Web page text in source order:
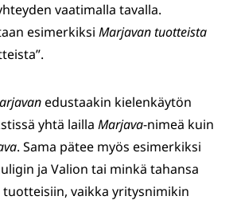
vaatimalla tavalla.
esimerkiksi Marjavan tuotteista
edustaakin kielenkäytön
yhtä lailla Marjava-nimeä kuin
. Sama pätee myös esimerkiksi
ja Valion tai minkä tahansa
vaikka yritysnimikin